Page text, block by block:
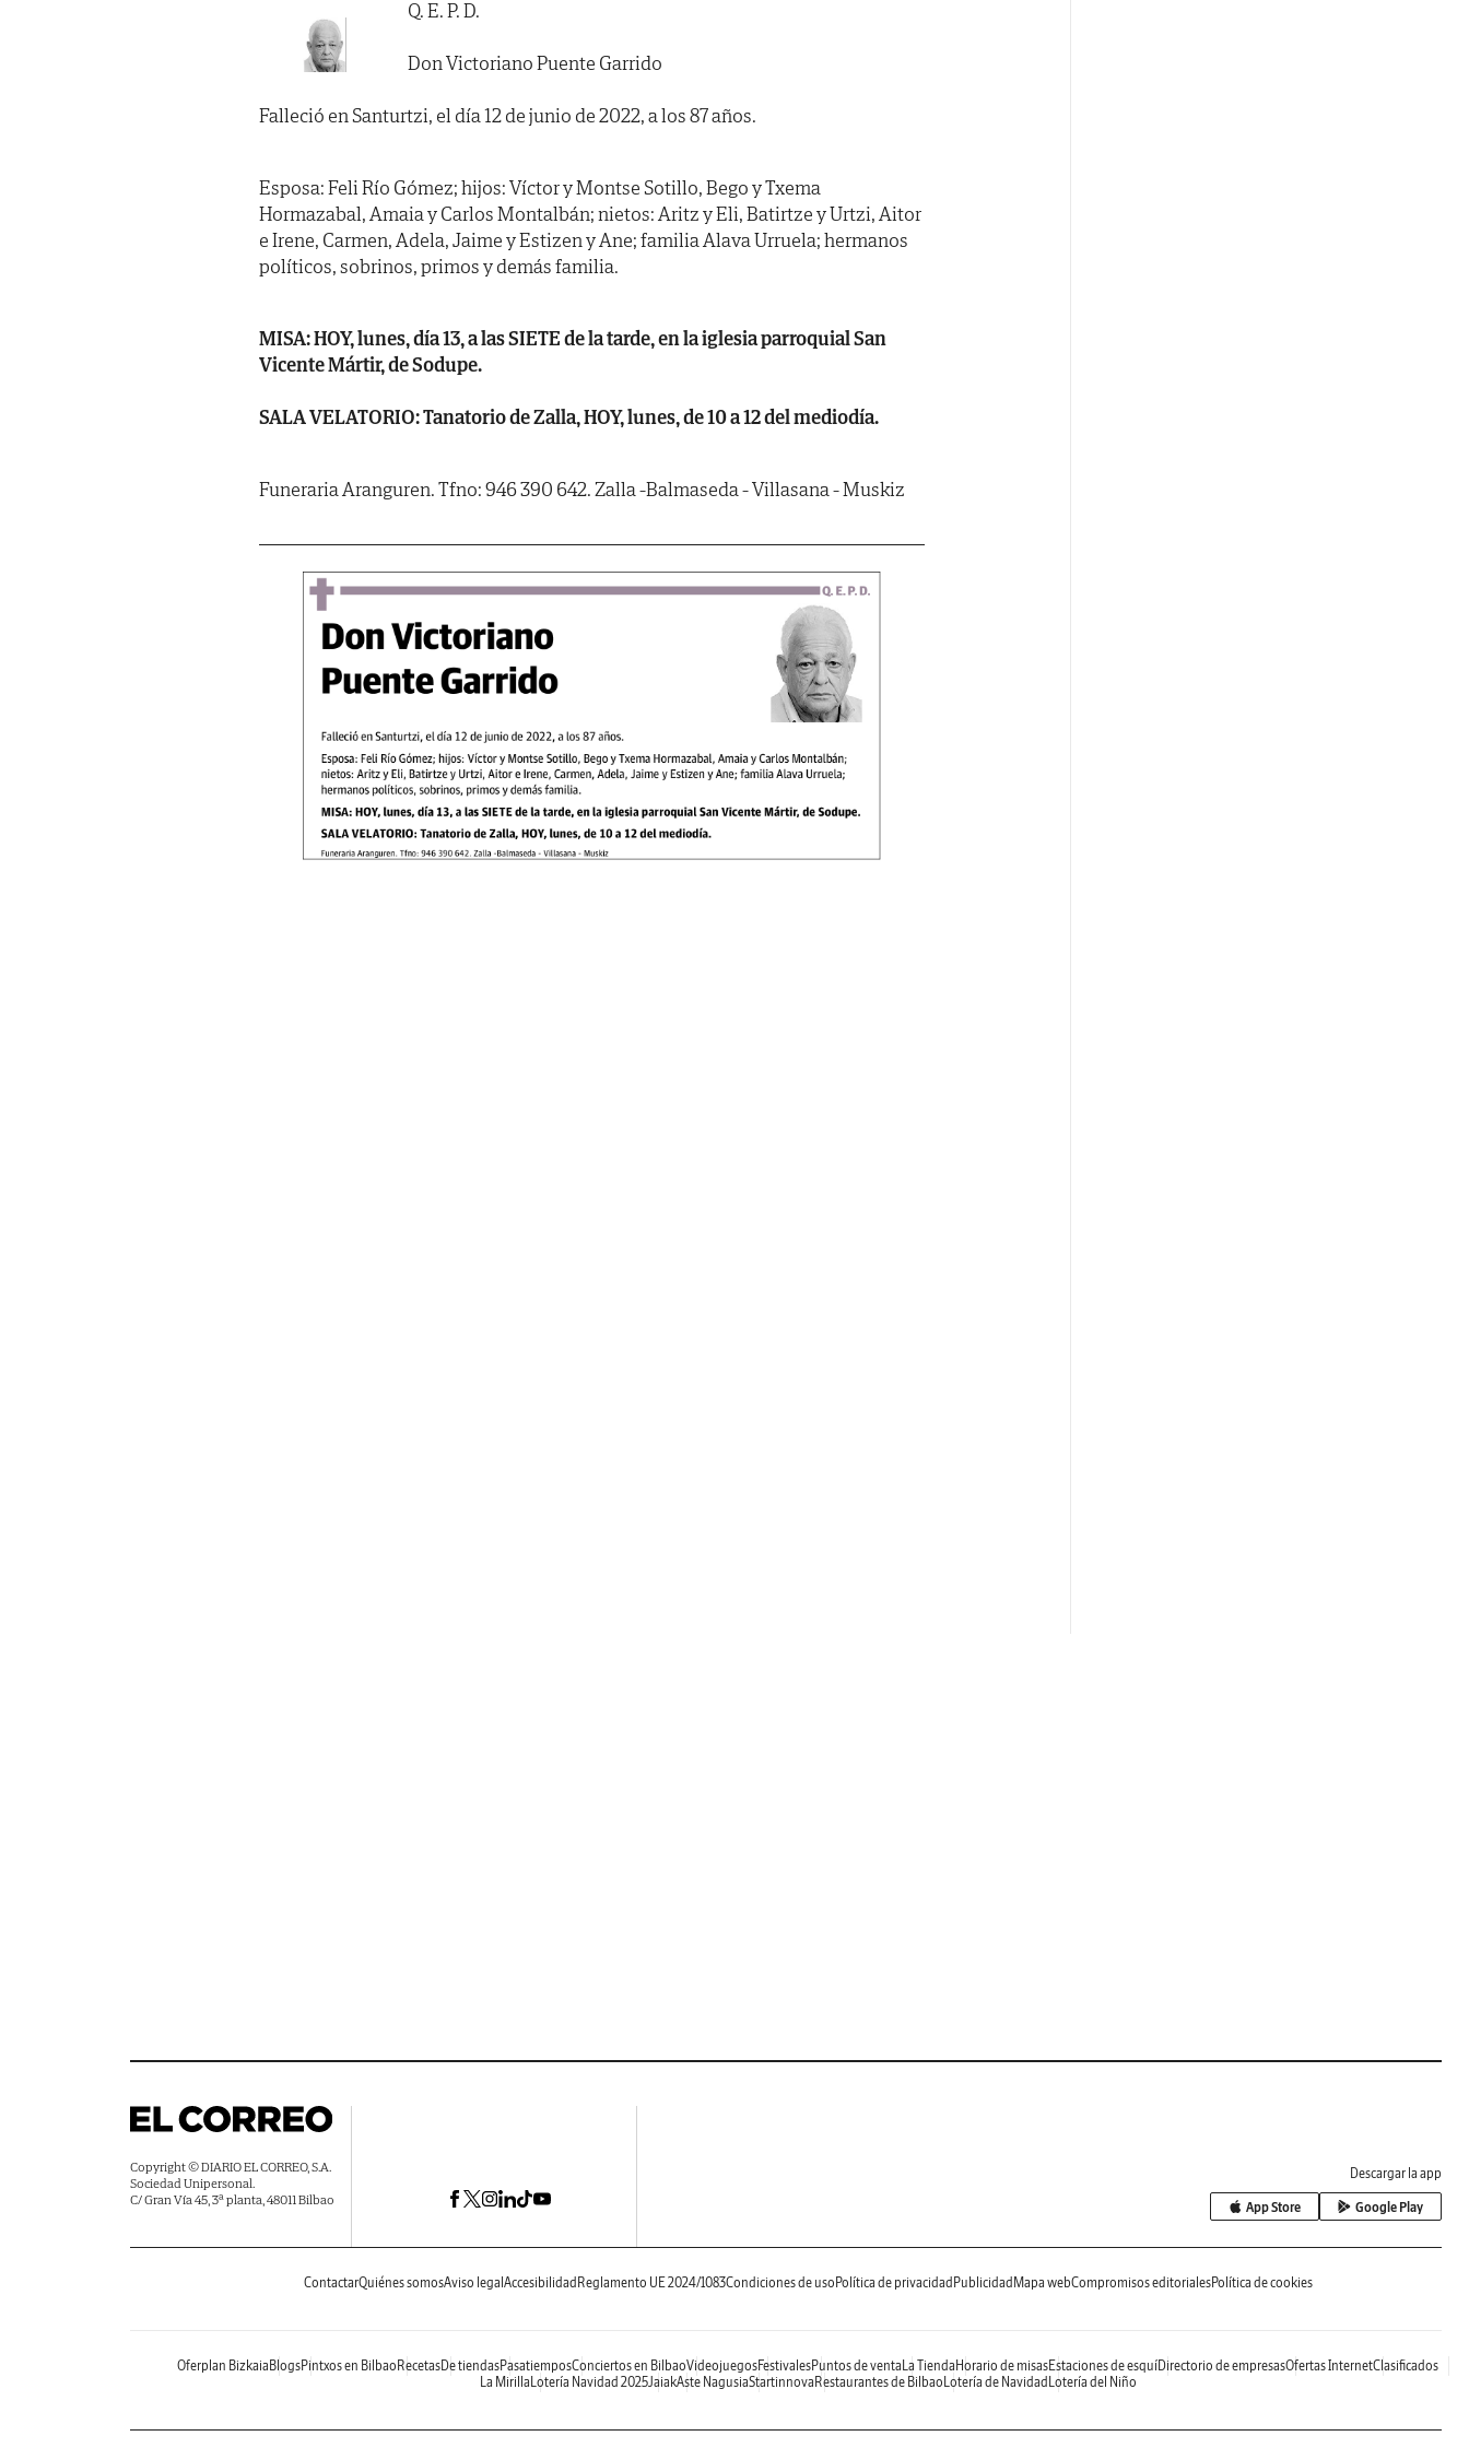
Q. E. P. D.
Don Victoriano Puente Garrido
Falleció en Santurtzi, el día 12 de junio de 2022, a los 87 años.
Esposa: Feli Río Gómez; hijos: Víctor y Montse Sotillo, Bego y Txema
Hormazabal, Amaia y Carlos Montalbán; nietos: Aritz y Eli, Batirtze y Urtzi, Aitor
e Irene, Carmen, Adela, Jaime y Estizen y Ane; familia Alava Urruela; hermanos
políticos, sobrinos, primos y demás familia.
MISA: HOY, lunes, día 13, a las SIETE de la tarde, en la iglesia parroquial San
Vicente Mártir, de Sodupe.
SALA VELATORIO: Tanatorio de Zalla, HOY, lunes, de 10 a 12 del mediodía.
Funeraria Aranguren. Tfno: 946 390 642. Zalla -Balmaseda - Villasana - Muskiz
Copyright © DIARIO EL CORREO, S.A.
Sociedad Unipersonal.
C/ Gran Vía 45, 3ª planta, 48011 Bilbao
Descargar la app
App Store Google Play
ContactarQuiénes somosAviso legal Accesibilidad Reglamento UE 2024/1083Condiciones de uso Política de privacidad Publicidad Mapa webCompromisos editorialesPolítica de cookies
Oferplan Bizkaia BlogsPintxos en Bilbao RecetasDe tiendasPasatiemposConciertos en BilbaoVideojuegosFestivalesPuntos de venta La Tienda Horario de misasEstaciones de esquíDirectorio de empresasOfertas InternetClasificados
La Mirilla Lotería Navidad 2025JaiakAste NagusiaStartinnova Restaurantes de Bilbao Lotería de Navidad Lotería del Niño